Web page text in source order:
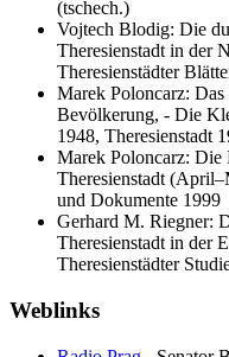
(tschech.)
Vojtech Blodig: Die
Theresienstadt in der
Theresienstädter
Marek Poloncarz:
Bevölkerung, - Die
1948, Theresienstadt
Marek Poloncarz: Die
Theresienstadt
und Dokumente 1999
Gerhard M. Riegner:
Theresienstadt in der
Theresienstädter
Weblinks